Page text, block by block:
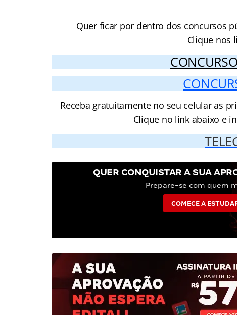
Quer ficar por dentro dos concursos
Clique nos
Receba gratuitamente no seu celular as
Clique no link abaixo e
QUER CONQUISTAR A SUA
Prepare-se com quem
COMECE A